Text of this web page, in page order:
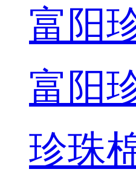
富阳
富阳
珍珠